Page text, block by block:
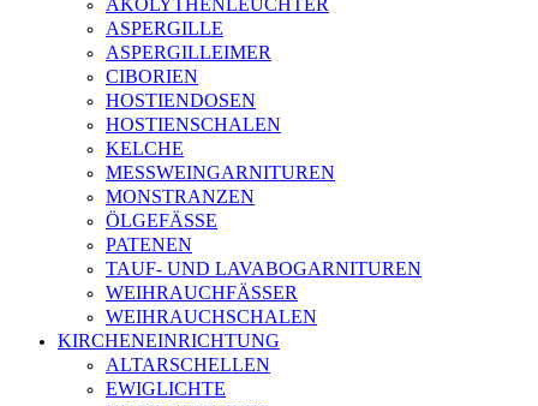
AKOLYTHENLEUCHTER
ASPERGILLE
ASPERGILLEIMER
CIBORIEN
HOSTIENDOSEN
HOSTIENSCHALEN
KELCHE
MESSWEINGARNITUREN
MONSTRANZEN
ÖLGEFÄSSE
PATENEN
TAUF- UND LAVABOGARNITUREN
WEIHRAUCHFÄSSER
WEIHRAUCHSCHALEN
KIRCHENEINRICHTUNG
ALTARSCHELLEN
EWIGLICHTE